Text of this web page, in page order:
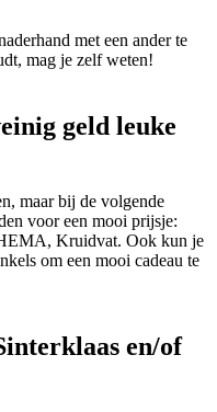
met een ander te
mag je zelf weten!
geld leuke
maar bij de volgende
voor een mooi prijsje:
Kruidvat. Ook kun je
om een mooi cadeau te
en/of